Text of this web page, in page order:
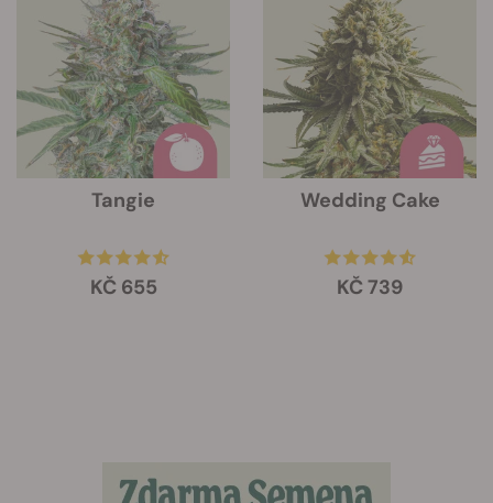
Tangie
KČ 655
Wedding Cake
KČ 739